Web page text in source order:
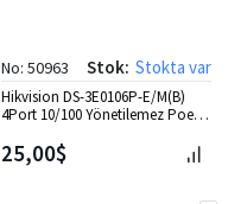
No: 50963 Stok: Stokta var
Hikvision DS-3E0106P-E/M(B)
4Port 10/100 Yönetilemez Poe
25,00$